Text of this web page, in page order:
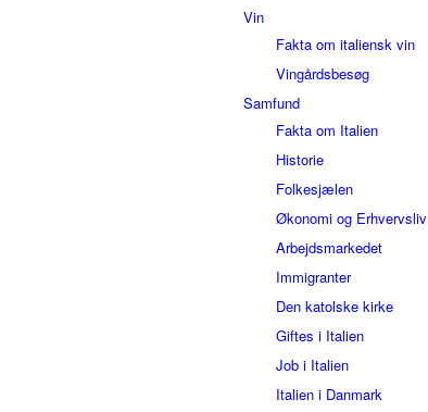
Vin
Fakta om italiensk vin
Vingårdsbesøg
Samfund
Fakta om Italien
Historie
Folkesjælen
Økonomi og Erhvervsliv
Arbejdsmarkedet
Immigranter
Den katolske kirke
Giftes i Italien
Job i Italien
Italien i Danmark